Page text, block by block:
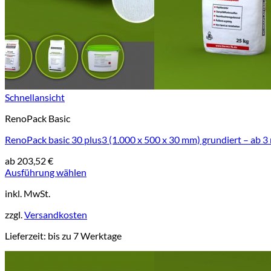
Schnellansicht
RenoPack Basic
RenoPack basic 30 plus3 (1.000 x 500 x 30 mm) grundiert – ab 3
ab 203,52€
Ausführung wählen
Produkt
mehrere
auf.
Die
inkl. MwSt.
zzgl.Versandkosten
Lieferzeit: bis zu 7 Werktage